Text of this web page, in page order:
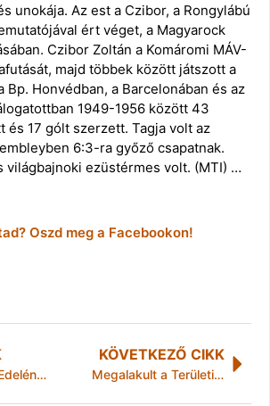
unokája. Az est a Czibor, a Rongylábú
ért véget, a Magyarock
Czibor Zoltán a Komáromi MÁV-
majd többek között játszott a
Bp. Honvédban, a Barcelonában és az
1949-1956 között 43
és 17 gólt szerzett. Tagja volt az
6:3-ra győző csapatnak.
világbajnoki ezüstérmes volt. (MTI) …
Oszd meg a Facebookon!
Nagykövetek Edelényben
KÖVETKEZŐ CIKK
Megalakult a Területi Választási Bizottság